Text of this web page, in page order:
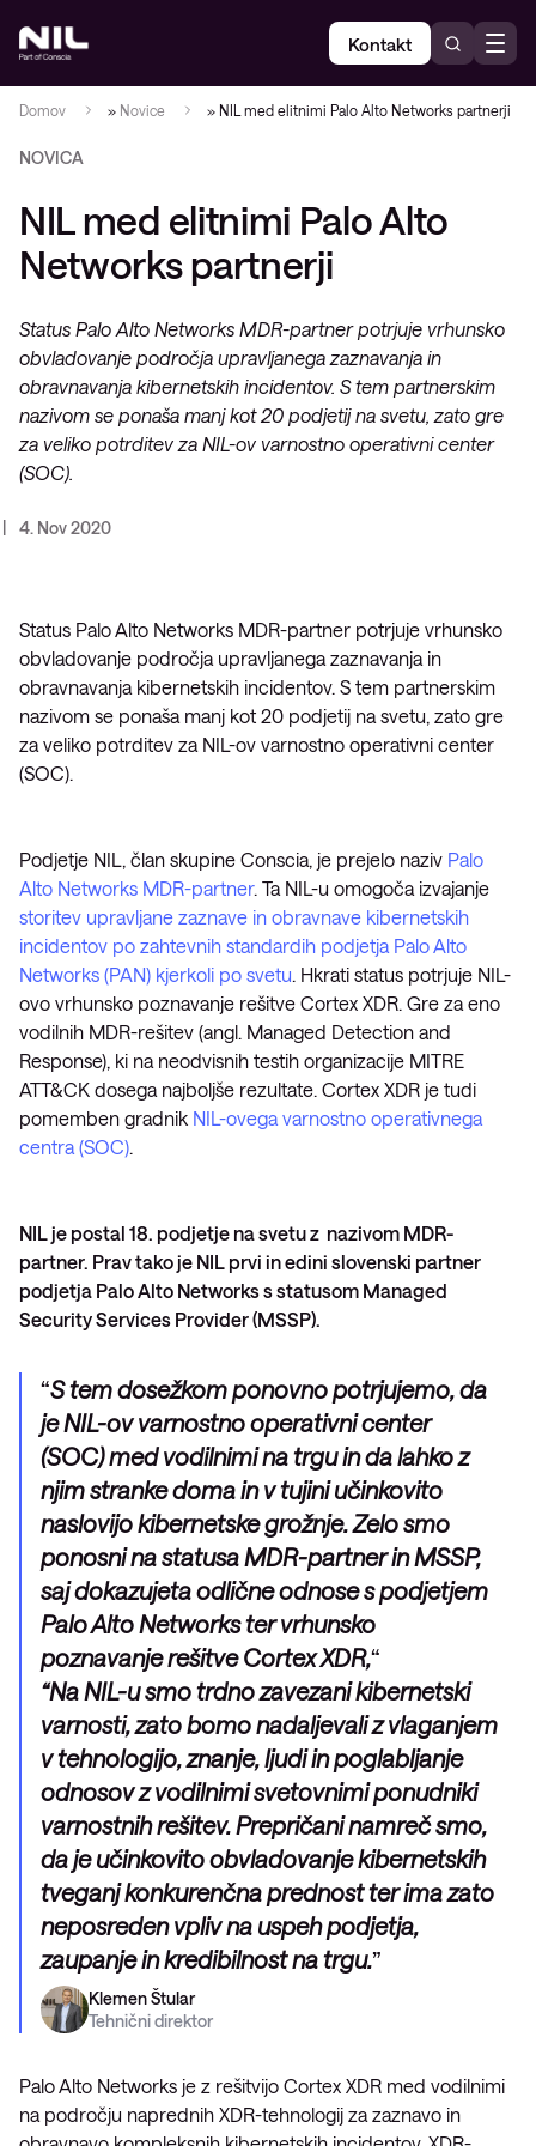
Kontakt
Domov » Novice » NIL med elitnimi Palo Alto Networks partnerji
NOVICA
NIL med elitnimi Palo Alto
Networks partnerji
Status Palo Alto Networks MDR-partner potrjuje vrhunsko
obvladovanje področja upravljanega zaznavanja in
obravnavanja kibernetskih incidentov. S tem partnerskim
nazivom se ponaša manj kot 20 podjetij na svetu, zato gre
za veliko potrditev za NIL-ov varnostno operativni center
(SOC).
4. Nov 2020
Status Palo Alto Networks MDR-partner potrjuje vrhunsko
obvladovanje področja upravljanega zaznavanja in
obravnavanja kibernetskih incidentov. S tem partnerskim
nazivom se ponaša manj kot 20 podjetij na svetu, zato gre
za veliko potrditev za NIL-ov varnostno operativni center
(SOC).
Podjetje NIL, član skupine Conscia, je prejelo naziv Palo
Alto Networks MDR-partner. Ta NIL-u omogoča izvajanje
storitev upravljane zaznave in obravnave kibernetskih
incidentov po zahtevnih standardih podjetja Palo Alto
Networks (PAN) kjerkoli po svetu. Hkrati status potrjuje NIL-
ovo vrhunsko poznavanje rešitve Cortex XDR. Gre za eno
vodilnih MDR-rešitev (angl. Managed Detection and
Response), ki na neodvisnih testih organizacije MITRE
ATT&CK dosega najboljše rezultate. Cortex XDR je tudi
pomemben gradnik NIL-ovega varnostno operativnega
centra (SOC).
NIL je postal 18. podjetje na svetu z nazivom MDR-
partner. Prav tako je NIL prvi in edini slovenski partner
podjetja Palo Alto Networks s statusom Managed
Security Services Provider (MSSP).
S tem dosežkom ponovno potrjujemo, da
je NIL-ov varnostno operativni center
(SOC) med vodilnimi na trgu in da lahko z
njim stranke doma in v tujini učinkovito
naslovijo kibernetske grožnje. Zelo smo
ponosni na statusa MDR-partner in MSSP,
saj dokazujeta odlične odnose s podjetjem
Palo Alto Networks ter vrhunsko
poznavanje rešitve Cortex XDR,“
“Na NIL-u smo trdno zavezani kibernetski
varnosti, zato bomo nadaljevali z vlaganjem
v tehnologijo, znanje, ljudi in poglabljanje
odnosov z vodilnimi svetovnimi ponudniki
varnostnih rešitev. Prepričani namreč smo,
da je učinkovito obvladovanje kibernetskih
tveganj konkurenčna prednost ter ima zato
neposreden vpliv na uspeh podjetja,
zaupanje in kredibilnost na trgu.
Klemen Štular
Tehnični direktor
Palo Alto Networks je z rešitvijo Cortex XDR med vodilnimi
na področju naprednih XDR-tehnologij za zaznavo in